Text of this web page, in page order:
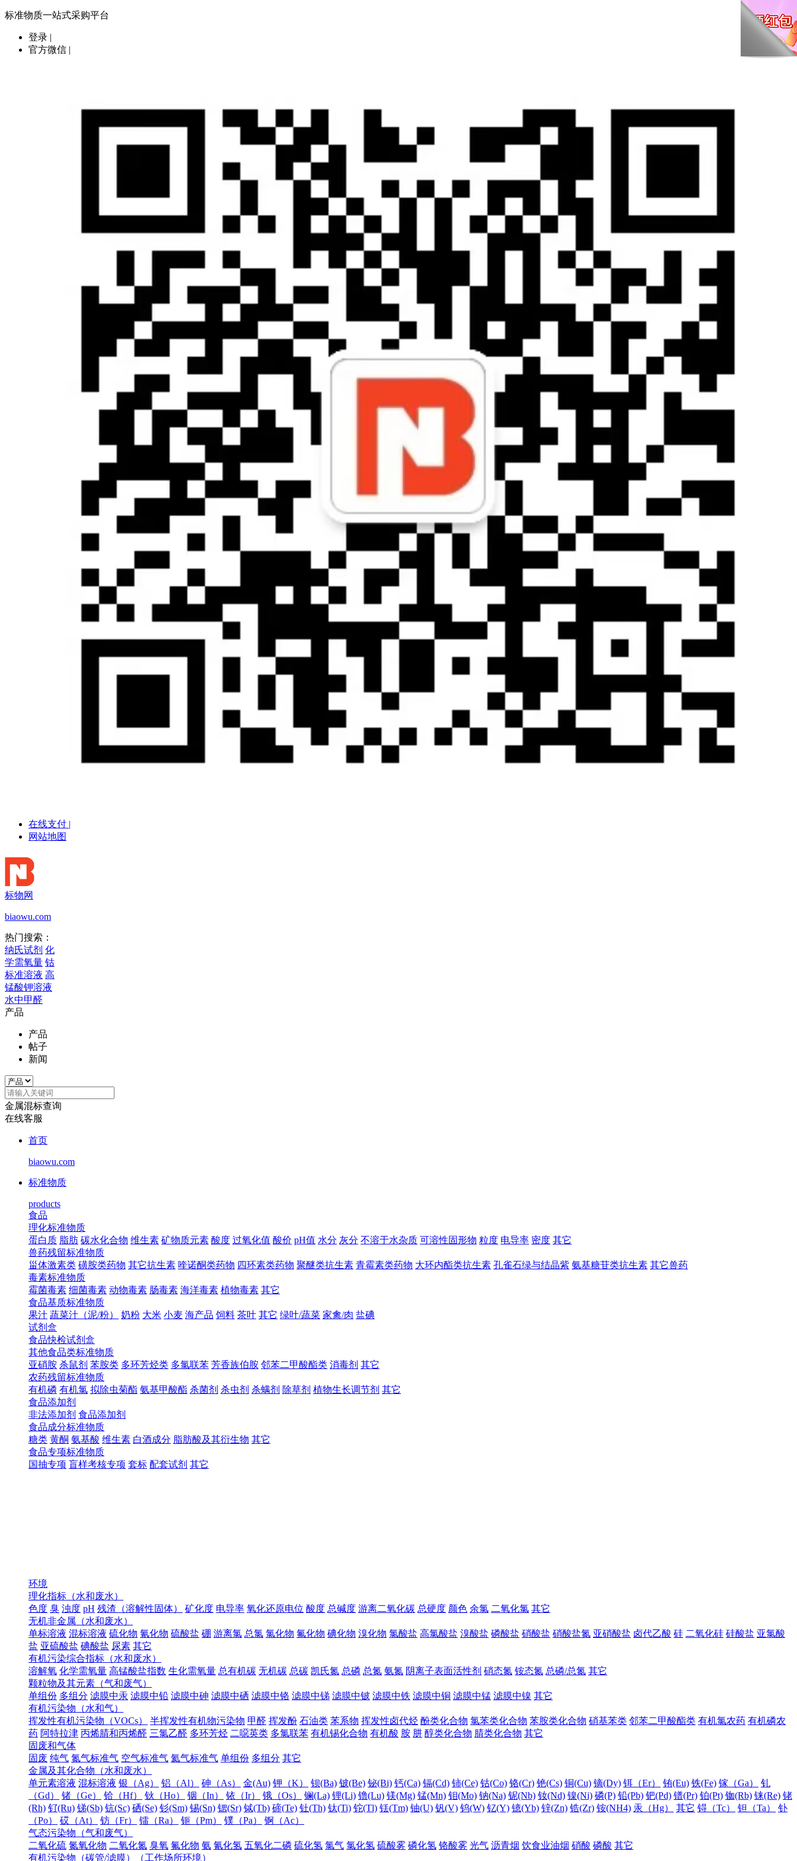
标准物质一站式采购平台
登录 |
官方微信 |
在线支付 |
网站地图
标物网
biaowu.com
热门搜索：
纳氏试剂 化
学需氧量 钴
标准溶液 高
锰酸钾溶液
水中甲醛
产品
产品
帖子
新闻
金属混标查询
在线客服
首页
biaowu.com
标准物质
products
食品
理化标准物质
蛋白质 脂肪 碳水化合物 维生素 矿物质元素 酸度 过氧化值 酸价 pH值 水分 灰分 不溶于水杂质 可溶性固形物 粒度 电导率 密度 其它
兽药残留标准物质
甾体激素类 磺胺类药物 其它抗生素 喹诺酮类药物 四环素类药物 聚醚类抗生素 青霉素类药物 大环内酯类抗生素 孔雀石绿与结晶紫 氨基糖苷类抗生素 其它兽药
毒素标准物质
霉菌毒素 细菌毒素 动物毒素 肠毒素 海洋毒素 植物毒素 其它
食品基质标准物质
果汁 蔬菜汁（泥/粉） 奶粉 大米 小麦 海产品 饲料 茶叶 其它 绿叶/蔬菜 家禽/肉 盐碘
试剂盒
食品快检试剂盒
其他食品类标准物质
亚硝胺 杀鼠剂 苯胺类 多环芳烃类 多氯联苯 芳香族伯胺 邻苯二甲酸酯类 消毒剂 其它
农药残留标准物质
有机磷 有机氯 拟除虫菊酯 氨基甲酸酯 杀菌剂 杀虫剂 杀螨剂 除草剂 植物生长调节剂 其它
食品添加剂
非法添加剂 食品添加剂
食品成分标准物质
糖类 黄酮 氨基酸 维生素 白酒成分 脂肪酸及其衍生物 其它
食品专项标准物质
国抽专项 盲样考核专项 套标 配套试剂 其它
环境
理化指标（水和废水）
色度 臭 浊度 pH 残渣（溶解性固体） 矿化度 电导率 氧化还原电位 酸度 总碱度 游离二氧化碳 总硬度 颜色 余氯 二氧化氯 其它
无机非金属（水和废水）
单标溶液 混标溶液 硫化物 氰化物 硫酸盐 硼 游离氯 总氯 氯化物 氟化物 碘化物 溴化物 氯酸盐 高氯酸盐 溴酸盐 磷酸盐 硝酸盐 硝酸盐氮 亚硝酸盐 卤代乙酸 硅 二氧化硅 硅酸盐 亚氯酸
盐 亚硫酸盐 碘酸盐 尿素 其它
有机污染综合指标（水和废水）
溶解氧 化学需氧量 高锰酸盐指数 生化需氧量 总有机碳 无机碳 总碳 凯氏氮 总磷 总氮 氨氮 阴离子表面活性剂 硝态氮 铵态氮 总磷/总氮 其它
颗粒物及其元素（气和废气）
单组份 多组分 滤膜中汞 滤膜中铅 滤膜中砷 滤膜中硒 滤膜中铬 滤膜中锑 滤膜中铍 滤膜中铁 滤膜中铜 滤膜中锰 滤膜中镍 其它
有机污染物（水和气）
挥发性有机污染物（VOCs）
半挥发性有机物污染物 甲醛 挥发酚 石油类 苯系物 挥发性卤代烃 酚类化合物 氯苯类化合物 苯胺类化合物 硝基苯类 邻苯二甲酸酯类 有机氯农药 有机磷农
药 阿特拉津 丙烯腈和丙烯醛 三氯乙醛 多环芳烃 二噁英类 多氯联苯 有机锡化合物 有机酸 胺 肼 醇类化合物 腈类化合物 其它
固废和气体
固废 纯气 氮气标准气 空气标准气 氦气标准气 单组份 多组分 其它
金属及其化合物（水和废水）
单元素溶液 混标溶液 银（Ag） 铝（Al） 砷（As） 金(Au) 钾（K） 钡(Ba) 铍(Be) 铋(Bi) 钙(Ca) 镉(Cd) 铈(Ce) 钴(Co) 铬(Cr) 铯(Cs) 铜(Cu) 镝(Dy) 铒（Er） 铕(Eu) 铁(Fe) 镓（Ga）
钆
（Gd）
锗（Ge） 铪（Hf） 钬（Ho） 铟（In） 铱（Ir） 锇（Os） 镧(La) 锂(Li) 镥(Lu) 镁(Mg) 锰(Mn) 钼(Mo) 钠(Na) 铌(Nb) 钕(Nd) 镍(Ni) 磷(P) 铅(Pb) 钯(Pd) 镨(Pr) 铂(Pt) 铷(Rb) 铼(Re) 铑
(Rh) 钌(Ru) 锑(Sb) 钪(Sc) 硒(Se) 钐(Sm) 锡(Sn) 锶(Sr) 铽(Tb) 碲(Te) 钍(Th) 钛(Ti) 铊(Tl) 铥(Tm) 铀(U) 钒(V) 钨(W) 钇(Y) 镱(Yb) 锌(Zn) 锆(Zr) 铵(NH4) 汞（Hg） 其它 锝（Tc） 钽（Ta）
钋
（Po）
砹（At） 钫（Fr） 镭（Ra） 钷（Pm） 镤（Pa）
锕（Ac）
气态污染物（气和废气）
二氧化硫 氮氧化物 二氧化氮 臭氧 氟化物 氨 氰化氢 五氧化二磷 硫化氢 氯气 氯化氢 硫酸雾 磷化氢 铬酸雾 光气 沥青烟 饮食业油烟 硝酸 磷酸 其它
有机污染物（碳管/滤膜）（工作场所环境）